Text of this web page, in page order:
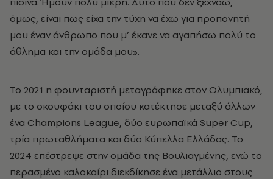
όμως, είναι πως είχα την τύχη να έχω για προπονητή
μου έναν άνθρωπο που μ’ έκανε να αγαπήσω πολύ το
άθλημα και την ομάδα μου».
Το 2021 η φουνταριστή μεταγράφηκε στον Ολυμπιακό,
με το σκουφάκι του οποίου κατέκτησε μεταξύ άλλων
ένα Champions League, δύο ευρωπαϊκά Super Cup,
τρία πρωταθλήματα και δύο Κύπελλα Ελλάδας. Το
2024 επέστρεψε στην ομάδα της Βουλιαγμένης, ενώ το
περασμένο καλοκαίρι διεκδίκησε ένα μετάλλιο στους